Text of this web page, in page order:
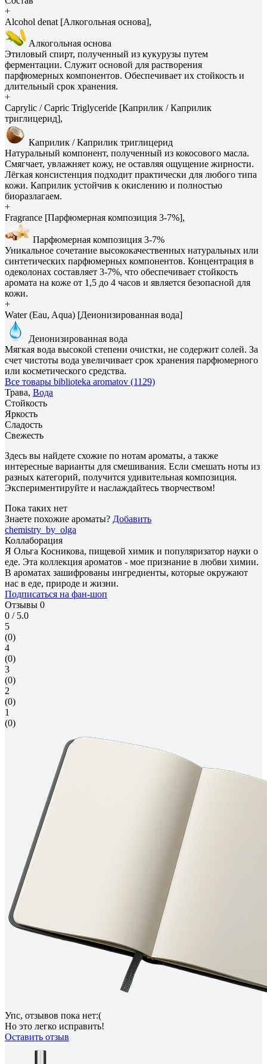
+
Alcohol denat [Алкогольная основа],
Алкогольная основа
Этиловый спирт, полученный из кукурузы путем
ферментации. Служит основой для растворения
парфюмерных компонентов. Обеспечивает их стойкость и
длительный срок хранения.
+
Caprylic / Capric Triglyceride [Каприлик / Каприлик
триглицерид],
Каприлик / Каприлик триглицерид
Натуральный компонент, полученный из кокосового масла.
Смягчает, увлажняет кожу, не оставляя ощущение жирности.
Лёгкая консистенция подходит практически для любого типа
кожи. Каприлик устойчив к окислению и полностью
биоразлагаем.
+
Fragrance [Парфюмерная композиция 3-7%],
Парфюмерная композиция 3-7%
Уникальное сочетание высококачественных натуральных или
синтетических парфюмерных компонентов. Концентрация в
одеколонах составляет 3-7%, что обеспечивает стойкость
аромата на коже от 1,5 до 4 часов и является безопасной для
кожи.
+
Water (Eau, Aqua) [Деионизированная вода]
Деионизированная вода
Мягкая вода высокой степени очистки, не содержит солей. За
счет чистоты вода увеличивает срок хранения парфюмерного
или косметического средства.
Все товары biblioteka aromatov (1129)
Трава, Вода
Стойкость
Яркость
Сладость
Свежесть
Здесь вы найдете схожие по нотам ароматы, а также
интересные варианты для смешивания. Если смешать ноты из
разных категорий, получится удивительная композиция.
Экспериментируйте и наслаждайтесь творчеством!
Пока таких нет
Знаете похожие ароматы? Добавить
chemistry_by_olga
Коллаборация
Я Ольга Косникова, пищевой химик и популяризатор науки о
еде. Эта коллекция ароматов - мое признание в любви химии.
В ароматах зашифрованы ингредиенты, которые окружают
нас в еде, природе и жизни.
Подписаться на фан-шоп
Отзывы 0
0 / 5.0
5
(0)
4
(0)
3
(0)
2
(0)
1
(0)
Упс, отзывов пока нет:(
Но это легко исправить!
Оставить отзыв